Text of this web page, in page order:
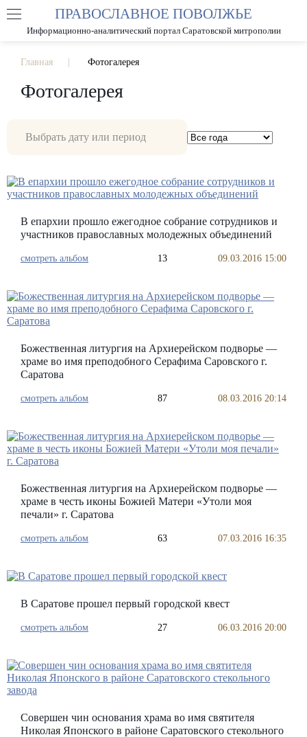
РАЗМЕР ШРИФТА А А
ПРАВОСЛАВНОЕ ПОВОЛЖЬЕ
Информационно-аналитический портал Саратовской митрополии
Главная Фотогалерея
Фотогалерея
В епархии прошло ежегодное собрание сотрудников и
участников православных молодежных объединений
смотреть альбом 13 09.03.2016 15:00
Божественная литургия на Архиерейском подворье —
храме во имя преподобного Серафима Саровского г.
Саратова
смотреть альбом 87 08.03.2016 20:14
Божественная литургия на Архиерейском подворье —
храме в честь иконы Божией Матери «Утоли моя
печали» г. Саратова
смотреть альбом 63 07.03.2016 16:35
В Саратове прошел первый городской квест
смотреть альбом 27 06.03.2016 20:00
Совершен чин основания храма во имя святителя
Николая Японского в районе Саратовского стекольного